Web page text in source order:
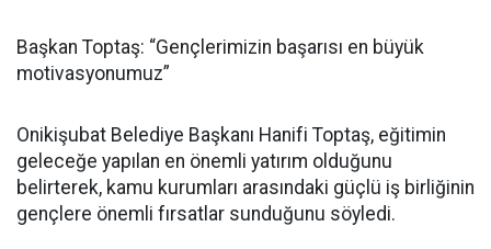
Başkan Toptaş: “Gençlerimizin başarısı en büyük
motivasyonumuz”
Onikişubat Belediye Başkanı Hanifi Toptaş, eğitimin
geleceğe yapılan en önemli yatırım olduğunu
belirterek, kamu kurumları arasındaki güçlü iş birliğinin
gençlere önemli fırsatlar sunduğunu söyledi.